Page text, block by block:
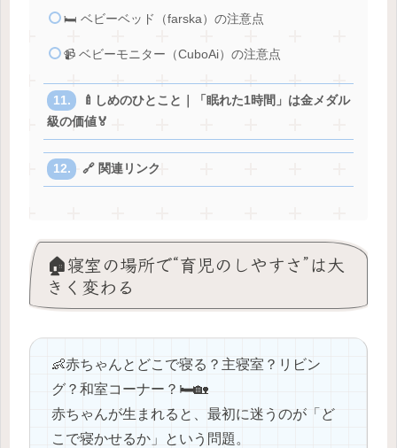
🛏️ ベビーベッド（farska）の注意点
📹 ベビーモニター（CuboAi）の注意点
🍼しめのひとこと｜「眠れた1時間」は金メダル
級の価値🏅
🔗 関連リンク
🏠寝室の場所で“育児のしやすさ”は大
きく変わる
👶赤ちゃんとどこで寝る？主寝室？リビン
グ？和室コーナー？🛏️🏡
赤ちゃんが生まれると、最初に迷うのが「ど
こで寝かせるか」という問題。